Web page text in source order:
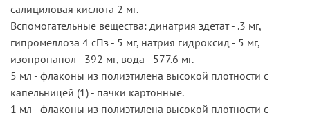
салициловая кислота 2 мг.
Вспомогательные вещества: динатрия эдетат - .3 мг,
гипромеллоза 4 сПз - 5 мг, натрия гидроксид - 5 мг,
изопропанол - 392 мг, вода - 577.6 мг.
5 мл - флаконы из полиэтилена высокой плотности с
капельницей (1) - пачки картонные.
1 мл - флаконы из полиэтилена высокой плотности с